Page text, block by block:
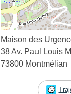
Maison des
38 Av. Paul Louis
73800 Montmélian